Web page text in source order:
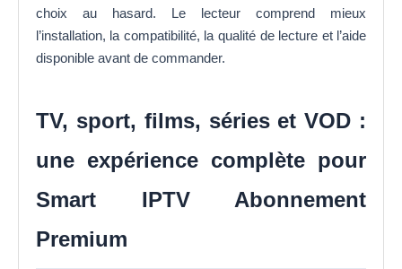
choix au hasard. Le lecteur comprend mieux
l’installation, la compatibilité, la qualité de lecture et l’aide
disponible avant de commander.
TV, sport, films, séries et VOD :
une expérience complète pour
Smart IPTV Abonnement
Premium